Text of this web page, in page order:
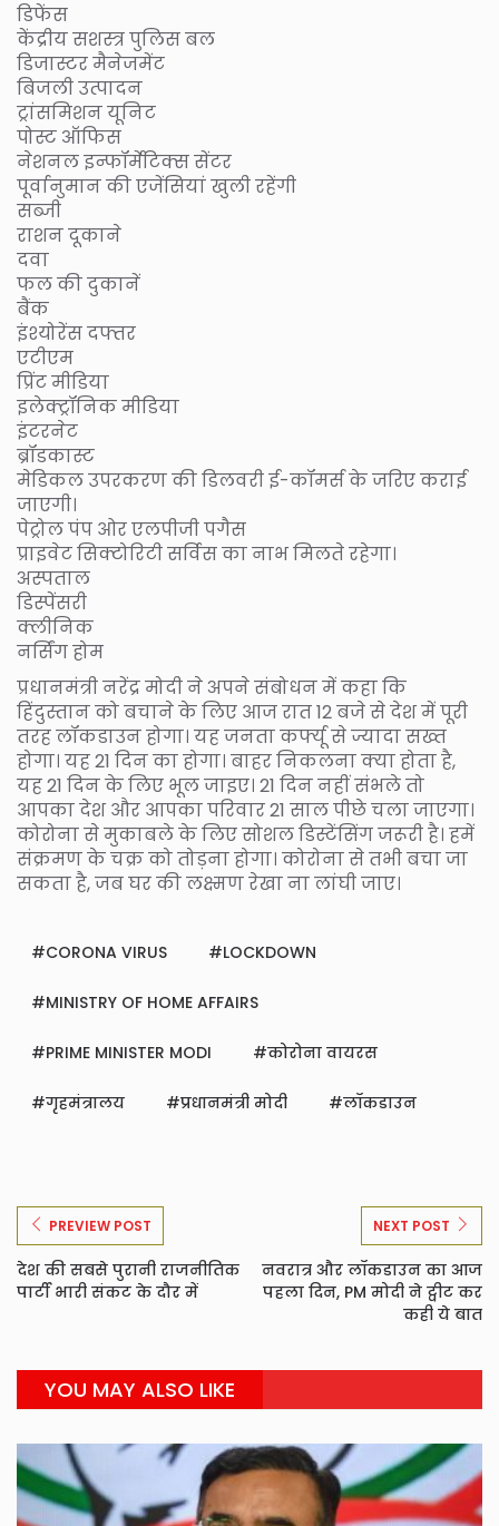
डिफेंस
केंद्रीय सशस्त्र पुलिस बल
डिजास्टर मैनेजमेंट
बिजली उत्पादन
ट्रांसमिशन यूनिट
पोस्ट ऑफिस
नेशनल इन्फॉर्मेटिक्स सेंटर
पूर्वानुमान की एजेंसियां खुली रहेंगी
सब्जी
राशन दूकाने
दवा
फल की दुकानें
बैंक
इंश्योरेंस दफ्तर
एटीएम
प्रिंट मीडिया
इलेक्ट्रॉनिक मीडिया
इंटरनेट
ब्रॉडकास्ट
मेडिकल उपरकरण की डिलवरी ई-कॉमर्स के जरिए कराई
जाएगी।
पेट्रोल पंप ओर एलपीजी पगैस
प्राइवेट सिक्टोरिटी सर्विस का नाभ मिलते रहेगा।
अस्पताल
डिस्पेंसरी
क्लीनिक
नर्सिंग होम
प्रधानमंत्री नरेंद्र मोदी ने अपने संबोधन में कहा कि
हिंदुस्तान को बचाने के लिए आज रात 12 बजे से देश में पूरी
तरह लॉकडाउन होगा। यह जनता कर्फ्यू से ज्यादा सख्त
होगा। यह 21 दिन का होगा। बाहर निकलना क्या होता है,
यह 21 दिन के लिए भूल जाइए। 21 दिन नहीं संभले तो
आपका देश और आपका परिवार 21 साल पीछे चला जाएगा।
कोरोना से मुकाबले के लिए सोशल डिस्टेंसिंग जरूरी है। हमें
संक्रमण के चक्र को तोड़ना होगा। कोरोना से तभी बचा जा
सकता है, जब घर की लक्ष्मण रेखा ना लांघी जाए।
CORONA VIRUS LOCKDOWN
MINISTRY OF HOME AFFAIRS
PRIME MINISTER MODI कोरोना वायरस
गृहमंत्रालय प्रधानमंत्री मोदी लॉकडाउन
PREVIEW POST
देश की सबसे पुरानी राजनीतिक
पार्टी भारी संकट के दौर में
NEXT POST
नवरात्र और लॉकडाउन का आज
पहला दिन, PM मोदी ने ट्वीट कर
कही ये बात
YOU MAY ALSO LIKE